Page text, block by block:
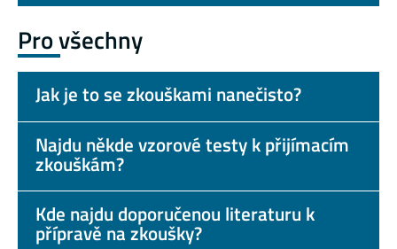
Pro všechny
Jak je to se zkouškami nanečisto?
Najdu někde vzorové testy k přijímacím
zkouškám?
Kde najdu doporučenou literaturu k
přípravě na zkoušky?